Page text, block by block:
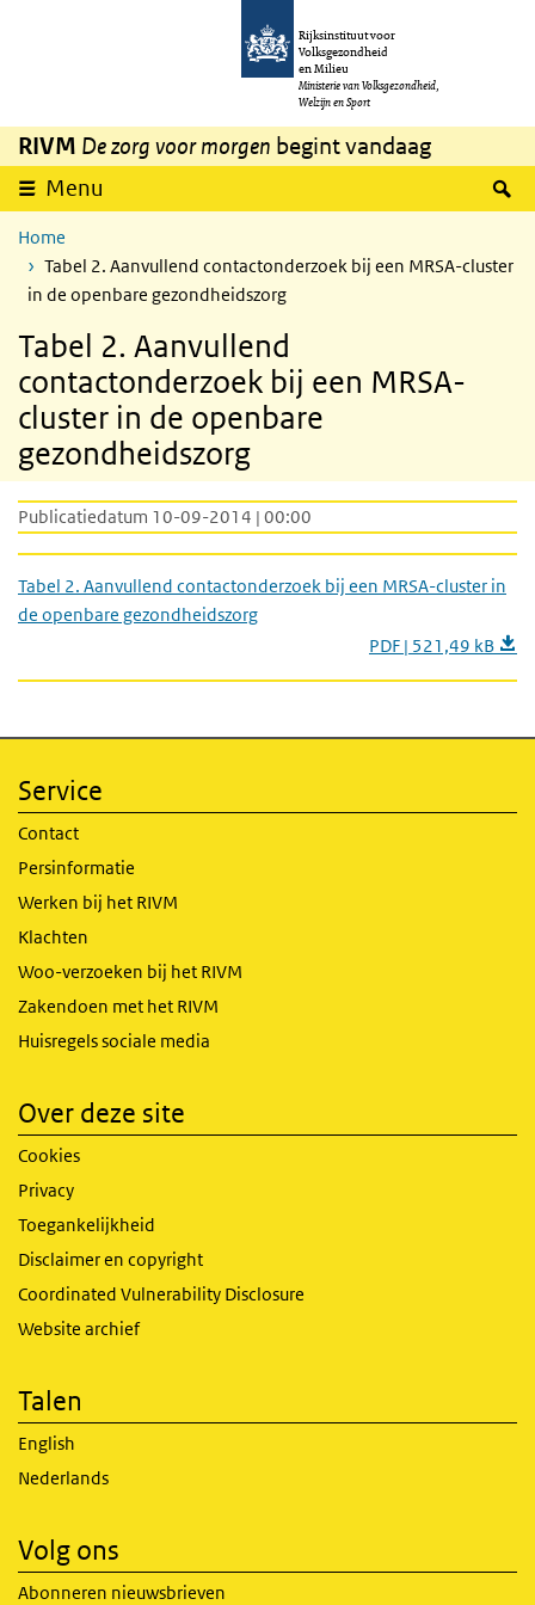
Overslaan en naar de inhoud gaan
Rijksinstituut voor
Volksgezondheid
en Milieu
Ministerie van Volksgezondheid,
Welzijn en Sport
RIVM De zorg voor morgen begint vandaag
Menu
Home
Tabel 2. Aanvullend contactonderzoek bij een MRSA-cluster
in de openbare gezondheidszorg
Tabel 2. Aanvullend
contactonderzoek bij een MRSA-
cluster in de openbare
gezondheidszorg
Publicatiedatum 10-09-2014 | 00:00
Tabel 2. Aanvullend contactonderzoek bij een MRSA-cluster in
de openbare gezondheidszorg
PDF | 521,49 kB
Service
Contact
Persinformatie
Werken bij het RIVM
Klachten
Woo-verzoeken bij het RIVM
Zakendoen met het RIVM
Huisregels sociale media
Over deze site
Cookies
Privacy
Toegankelijkheid
Disclaimer en copyright
Coordinated Vulnerability Disclosure
Website archief
Talen
English
Nederlands
Volg ons
Abonneren nieuwsbrieven